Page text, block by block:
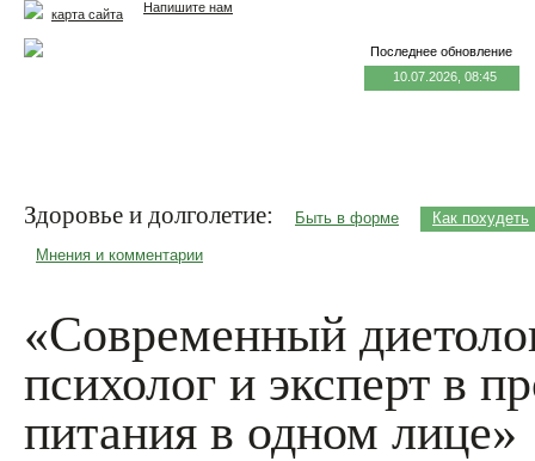
Напишите нам
карта сайта
Последнее обновление
10.07.2026, 08:45
Здоровье и долголетие: Быть в форме Как похудеть
Мнения и комментарии
«Современный
психолог и эксперт в
питания в одном лице»